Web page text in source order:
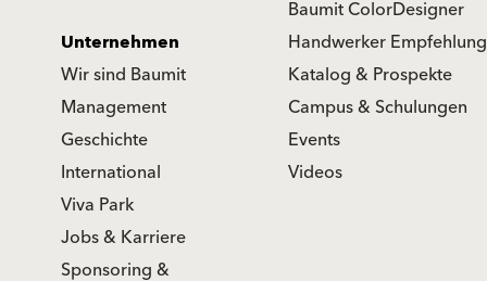
Baumit ColorDesigner
Handwerker Empfehlung
Katalog & Prospekte
Campus & Schulungen
Events
Videos
Unternehmen
Wir sind Baumit
Management
Geschichte
International
Viva Park
Jobs & Karriere
Sponsoring &